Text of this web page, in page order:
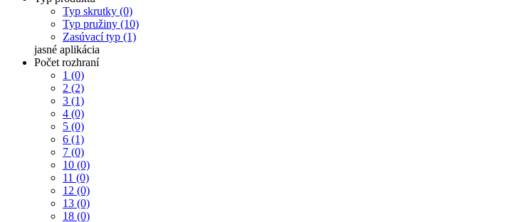
Typ skrutky (0)
Typ pružiny (10)
Zasúvací typ (1)
jasné aplikácia
Počet rozhraní
1 (0)
2 (2)
3 (1)
4 (0)
5 (0)
6 (1)
7 (0)
10 (0)
11 (0)
12 (0)
13 (0)
18 (0)